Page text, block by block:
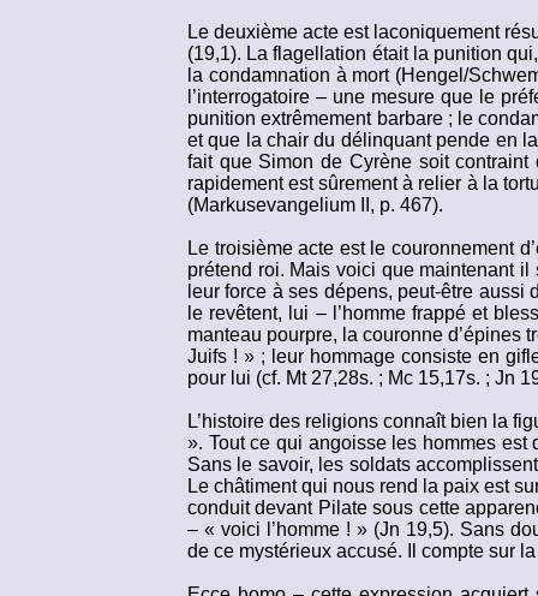
Le deuxième acte est laconiquement
(19,1). La flagellation était la punition
la condamnation à mort (Hengel/
l’interrogatoire – une mesure que le
punition extrêmement barbare ; le
et que la chair du délinquant pende en
fait que Simon de Cyrène soit
rapidement est sûrement à relier à la
(Markusevangelium II, p. 467).
Le troisième acte est le couronnement
prétend roi. Mais voici que maintenant
leur force à ses dépens, peut-être
le revêtent, lui – l’homme frappé et
manteau pourpre, la couronne d’épines
Juifs ! » ; leur hommage consiste en
pour lui (cf. Mt 27,28s. ; Mc 15,17s. ; Jn
L’histoire des religions connaît bien la
». Tout ce qui angoisse les hommes
Sans le savoir, les soldats
Le châtiment qui nous rend la paix est
conduit devant Pilate sous cette
– « voici l’homme ! » (Jn 19,5). Sans
de ce mystérieux accusé. Il compte sur